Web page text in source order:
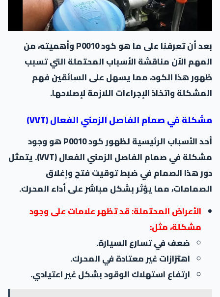
بعد أن تعرفنا على ما هو كود P0010 وأهميته، من
المهم الآن مناقشة الأسباب المحتملة التي تسبب
ظهور هذا الكود، مما يسهل على السائقين فهم
المشكلة واتخاذ الإجراءات اللازمة لإصلاحها.
مشكلة في صمام الفاصل الزمني الفعال (VVT)
أحد الأسباب الرئيسية لظهور كود P0010 هو وجود
مشكلة في صمام الفاصل الزمني الفعال (VVT). يتمثل
دور هذا الصمام في ضبط توقيت فتح وإغلاق
الصمامات، مما يؤثر بشكل مباشر على أداء المحرك.
الأعراض المحتملة: قد تظهر علامات على وجود
مشكلة، مثل:
ضعف في تسارع السيارة.
اهتزازات غير معتادة في المحرك.
ارتفاع استهلاك الوقود بشكل غير اعتيادي.